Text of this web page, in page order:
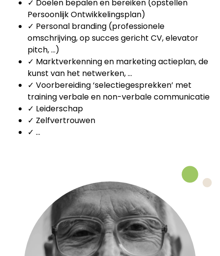
✓ Doelen bepalen en bereiken (opstellen
Persoonlijk Ontwikkelingsplan)
✓ Personal branding (professionele
omschrijving, op succes gericht CV, elevator
pitch, …)
✓ Marktverkenning en marketing actieplan, de
kunst van het netwerken, …
✓ Voorbereiding ‘selectiegesprekken’ met
training verbale en non-verbale communicatie
✓ Leiderschap
✓ Zelfvertrouwen
✓ …